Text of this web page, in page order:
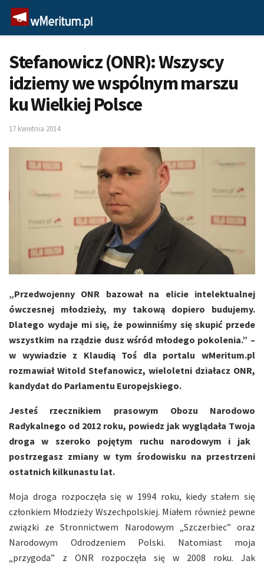
Stefanowicz (ONR): Wszyscy
idziemy we wspólnym marszu
ku Wielkiej Polsce
17 kwietnia 2014
„Przedwojenny ONR bazował na elicie intelektualnej
ówczesnej młodzieży, my takową dopiero budujemy.
Dlatego wydaje mi się, że powinniśmy się skupić przede
wszystkim na rządzie dusz wśród młodego pokolenia.” –
w wywiadzie z Klaudią Toś dla portalu wMeritum.pl
rozmawiał Witold Stefanowicz, wieloletni działacz ONR,
kandydat do Parlamentu Europejskiego.
Jesteś rzecznikiem prasowym Obozu Narodowo
Radykalnego od 2012 roku, powiedz jak wyglądała Twoja
droga w szeroko pojętym ruchu narodowym i jak
postrzegasz zmiany w tym środowisku na przestrzeni
ostatnich kilkunastu lat.
Moja droga rozpoczęła się w 1994 roku, kiedy stałem się
członkiem Młodzieży Wszechpolskiej. Miałem również pewne
związki ze Stronnictwem Narodowym „Szczerbiec” oraz
Narodowym Odrodzeniem Polski. Natomiast moja
„przygoda” z ONR rozpoczęła się w 2008 roku. Jak